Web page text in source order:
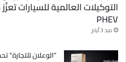
التوكيلات العالمية للسيارات
PHEV
منذ 3 أيام
“الوعلان للتجارة”